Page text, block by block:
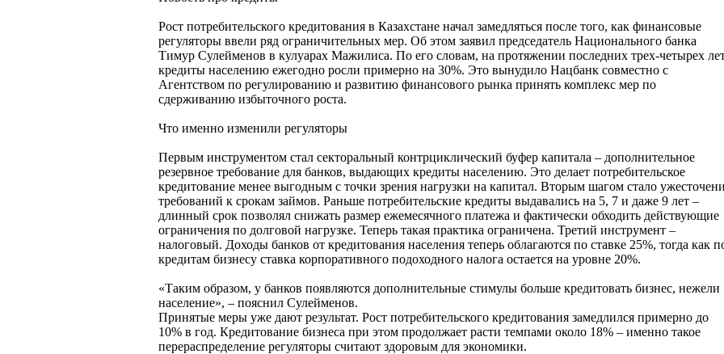
Рост потребительского кредитования в Казахстане начал замедляться после того, как финансовые
регуляторы ввели ряд ограничительных мер. Об этом заявил председатель Национального банка
Тимур Сулейменов в кулуарах Мажилиса. По его словам, на протяжении последних трех-четырех
кредиты населению ежегодно росли примерно на 30%. Это вынудило Нацбанк совместно с
Агентством по регулированию и развитию финансового рынка принять комплекс мер по
сдерживанию избыточного роста.
Что именно изменили регуляторы
Первым инструментом стал секторальный контрциклический буфер капитала – дополнительное
резервное требование для банков, выдающих кредиты населению. Это делает потребительское
кредитование менее выгодным с точки зрения нагрузки на капитал. Вторым шагом стало
требований к срокам займов. Раньше потребительские кредиты выдавались на 5, 7 и даже 9 лет –
длинный срок позволял снижать размер ежемесячного платежа и фактически обходить действующие
ограничения по долговой нагрузке. Теперь такая практика ограничена. Третий инструмент –
налоговый. Доходы банков от кредитования населения теперь облагаются по ставке 25%, тогда как
кредитам бизнесу ставка корпоративного подоходного налога остается на уровне 20%.
«Таким образом, у банков появляются дополнительные стимулы больше кредитовать бизнес, нежели
население», – пояснил Сулейменов.
Принятые меры уже дают результат. Рост потребительского кредитования замедлился примерно до
10% в год. Кредитование бизнеса при этом продолжает расти темпами около 18% – именно такое
перераспределение регуляторы считают здоровым для экономики.